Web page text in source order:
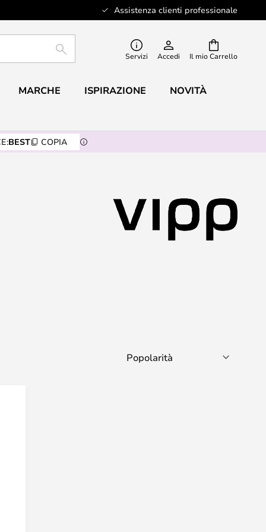
Assistenza clienti professionale
Il mio Carrello
RICERCA Servizi Accedi
MARCHE ISPIRAZIONE NOVITÀ
BEST COPIA